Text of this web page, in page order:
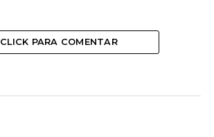
CLICK PARA COMENTAR